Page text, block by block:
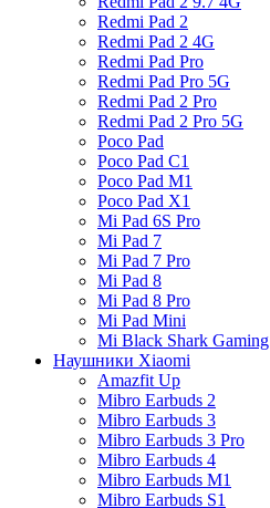
Redmi Pad 2
Redmi Pad 2 4G
Redmi Pad Pro
Redmi Pad Pro 5G
Redmi Pad 2 Pro
Redmi Pad 2 Pro 5G
Poco Pad
Poco Pad C1
Poco Pad M1
Poco Pad X1
Mi Pad 6S Pro
Mi Pad 7
Mi Pad 7 Pro
Mi Pad 8
Mi Pad 8 Pro
Mi Pad Mini
Mi Black Shark Gaming
Наушники Xiaomi
Amazfit Up
Mibro Earbuds 2
Mibro Earbuds 3
Mibro Earbuds 3 Pro
Mibro Earbuds 4
Mibro Earbuds M1
Mibro Earbuds S1